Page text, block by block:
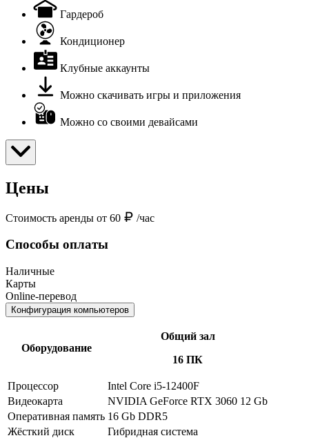
Гардероб
Кондиционер
Клубные аккаунты
Можно скачивать игры и приложения
Можно со своими девайсами
Цены
Стоимость аренды от 60 /час
Способы оплаты
Наличные
Карты
Online-перевод
Конфигурация компьютеров
Оборудование
Общий зал
16 ПК
Процессор
Intel Core i5-12400F
Видеокарта
NVIDIA GeForce RTX 3060 12 Gb
Оперативная память 16 Gb DDR5
Жёсткий диск
Гибридная система